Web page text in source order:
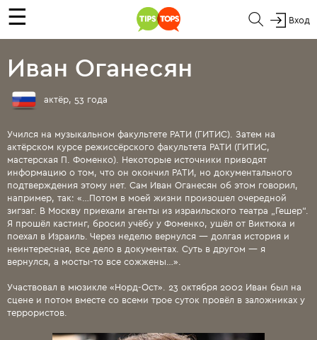
☰ Вход
Иван Оганесян
актёр, 53 года
Учился на музыкальном факультете РАТИ (ГИТИС). Затем на
актёрском курсе режиссёрского факультета РАТИ (ГИТИС,
мастерская П. Фоменко). Некоторые источники приводят
информацию о том, что он окончил РАТИ, но документального
подтверждения этому нет. Сам Иван Оганесян об этом говорил,
например, так: «…Потом в моей жизни произошел очередной
зигзаг. В Москву приехали агенты из израильского театра „Гешер“.
Я прошёл кастинг, бросил учёбу у Фоменко, ушёл от Виктюка и
поехал в Израиль. Через неделю вернулся — долгая история и
неинтересная, все дело в документах. Суть в другом — я
вернулся, а мосты-то все сожжены…».
Участвовал в мюзикле «Норд-Ост». 23 октября 2002 Иван был на
сцене и потом вместе со всеми трое суток провёл в заложниках у
террористов.